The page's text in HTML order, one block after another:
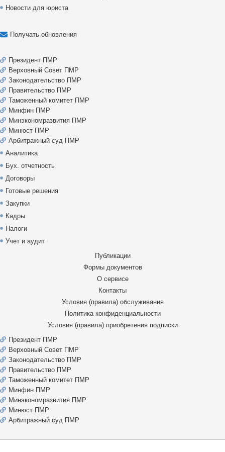
Новости для юриста
Получать обновления
Президент ПМР
Верховный Совет ПМР
Законодательство ПМР
Правительство ПМР
Таможенный комитет ПМР
Минфин ПМР
Минэкономразвития ПМР
Минюст ПМР
Арбитражный суд ПМР
Аналитика
Бух. отчетность
Договоры
Готовые решения
Закупки
Кадры
Налоги
Учет и аудит
Публикации
Формы документов
О сервисе
Контакты
Условия (правила) обслуживания
Политика конфиденциальности
Условия (правила) приобретения подписки
Президент ПМР
Верховный Совет ПМР
Законодательство ПМР
Правительство ПМР
Таможенный комитет ПМР
Минфин ПМР
Минэкономразвития ПМР
Минюст ПМР
Арбитражный суд ПМР